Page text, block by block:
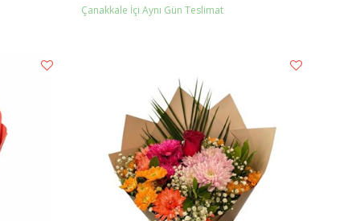
Çanakkale İçi Aynı Gün Teslimat